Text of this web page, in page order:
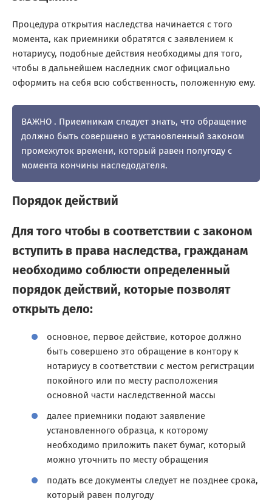
Процедура открытия наследства начинается с того
момента, как приемники обратятся с заявлением к
нотариусу, подобные действия необходимы для того,
чтобы в дальнейшем наследник смог официально
оформить на себя всю собственность, положенную ему.
ВАЖНО . Приемникам следует знать, что обращение
должно быть совершено в установленный законом
промежуток времени, который равен полугоду с
момента кончины наследодателя.
Порядок действий
Для того чтобы в соответствии с законом
вступить в права наследства, гражданам
необходимо соблюсти определенный
порядок действий, которые позволят
открыть дело:
основное, первое действие, которое должно
быть совершено это обращение в контору к
нотариусу в соответствии с местом регистрации
покойного или по месту расположения
основной части наследственной массы
далее приемники подают заявление
установленного образца, к которому
необходимо приложить пакет бумаг, который
можно уточнить по месту обращения
подать все документы следует не позднее срока,
который равен полугоду